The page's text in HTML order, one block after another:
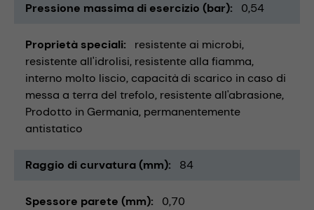
Pressione massima di esercizio (bar) 0,54
Proprietà speciali
resistente ai microbi
resistente all'idrolisi resistente alla fiamma
interno molto liscio capacità di scarico in caso di
messa a terra del trefolo resistente all'abrasione
Prodotto in Germania permanentemente
antistatico
Raggio di curvatura (mm) 84
Spessore parete (mm) 0,70